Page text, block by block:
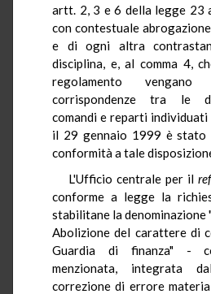
artt. 2, 3 e 6 della legge 23
con contestuale
e di ogni altra
disciplina, e, al comma 4,
regolamento
corrispondenze tra le
comandi e reparti
il 29 gennaio 1999 è stato
conformità a tale
L'Ufficio centrale per il
conforme a legge la
stabilitane la denominazione
Abolizione del carattere di
Guardia di finanza" -
menzionata, integrata
correzione di errore